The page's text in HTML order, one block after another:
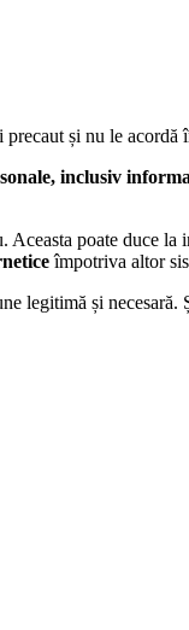
precaut și nu le acordă
inclusiv
Aceasta poate duce la
împotriva altor
legitimă și necesară.